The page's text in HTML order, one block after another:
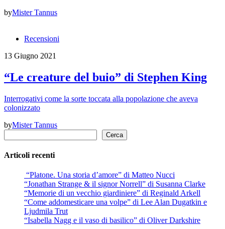
byMister Tannus
Recensioni
13 Giugno 2021
“Le creature del buio” di Stephen King
Interrogativi come la sorte toccata alla popolazione che aveva
colonizzato
byMister Tannus
Cerca
Articoli recenti
“Platone. Una storia d’amore” di Matteo Nucci
“Jonathan Strange & il signor Norrell” di Susanna Clarke
“Memorie di un vecchio giardiniere” di Reginald Arkell
“Come addomesticare una volpe” di Lee Alan Dugatkin e
Ljudmila Trut
“Isabella Nagg e il vaso di basilico” di Oliver Darkshire